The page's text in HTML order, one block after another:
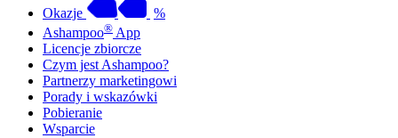
Okazje
%
Ashampoo® App
Licencje zbiorcze
Czym jest Ashampoo?
Partnerzy marketingowi
Porady i wskazówki
Pobieranie
Wsparcie